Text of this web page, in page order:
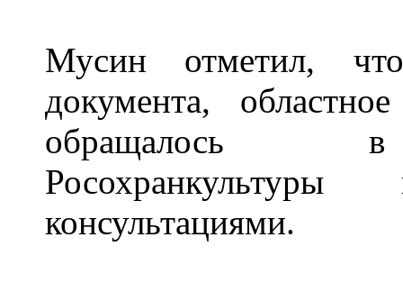
Мусин отметил,
документа,
обращалось в
консультациями.